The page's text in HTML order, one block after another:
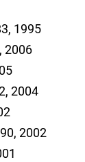
1995
2006
2004
2002